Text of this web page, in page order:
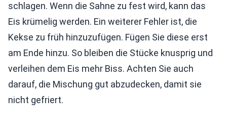
schlagen. Wenn die Sahne zu fest wird, kann das
Eis krümelig werden. Ein weiterer Fehler ist, die
Kekse zu früh hinzuzufügen. Fügen Sie diese erst
am Ende hinzu. So bleiben die Stücke knusprig und
verleihen dem Eis mehr Biss. Achten Sie auch
darauf, die Mischung gut abzudecken, damit sie
nicht gefriert.